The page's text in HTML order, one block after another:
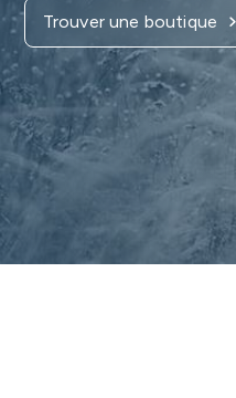
Trouver une boutique